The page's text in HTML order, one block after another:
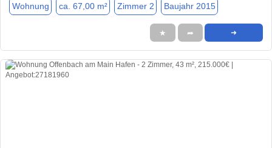
Wohnung ca. 67,00 m² Zimmer 2 Baujahr 2015
★ ➦ ➜